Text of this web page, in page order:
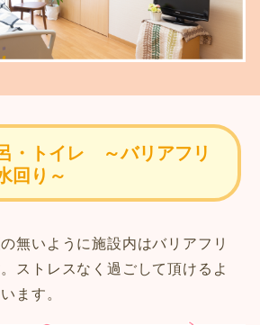
・トイレ ～バリアフリ
回り～
無いように施設内はバリアフリ
ストレスなく過ごして頂けるよ
ます。